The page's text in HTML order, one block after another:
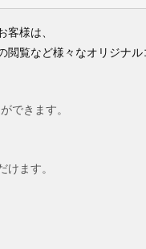
様は、
覧など様々なオリジナ
できます。
ます。